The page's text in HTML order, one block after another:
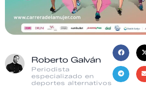
Roberto Galván
Periodista
especializado en
deportes alternativos